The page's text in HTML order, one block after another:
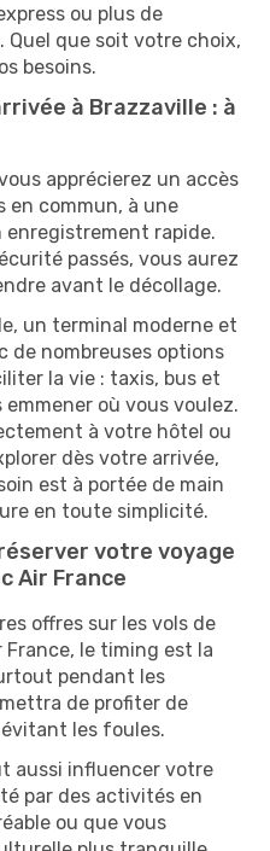
ou plus de
Quel que soit votre choix,
besoins.
à Brazzaville : à
apprécierez un accès
commun, à une
rapide.
passés, vous aurez
avant le décollage.
un terminal moderne et
de nombreuses options
la vie : taxis, bus et
où vous voulez.
à votre hôtel ou
dès votre arrivée,
est à portée de main
en toute simplicité.
votre voyage
Air France
offres sur les vols de
France, le timing est la
pendant les
de profiter de
les foules.
aussi influencer votre
par des activités en
ou que vous